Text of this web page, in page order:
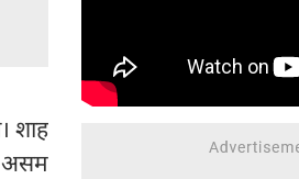
शाह
असम